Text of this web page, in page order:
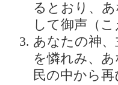
るとおり、
して御声（
あなたの神
を憐れみ、
民の中から